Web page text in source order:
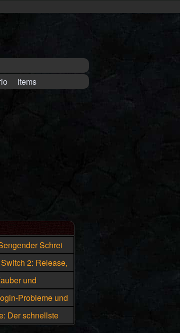
Items
Schrei
für den
2: Release,
geleakt
und
Probleme und
Der schnellste